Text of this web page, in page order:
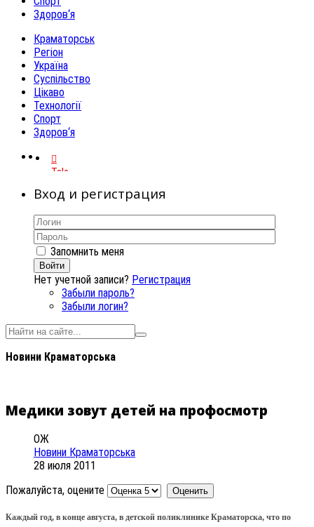
Здоров‘я
Краматорськ
Регіон
Україна
Суспільство
Цікаво
Технології
Спорт
Здоров‘я
Telegram
Вход и регистрация
Запомнить меня
Войти
Нет учетной записи? Регистрация
Забыли пароль?
Забыли логин?
Новини Краматорська
Медики зовут детей на профосмотр
ОЖ
Новини Краматорська
28 июля 2011
Пожалуйста, оцените
Каждый год, в конце августа, в детской поликлинике Краматорска, что по